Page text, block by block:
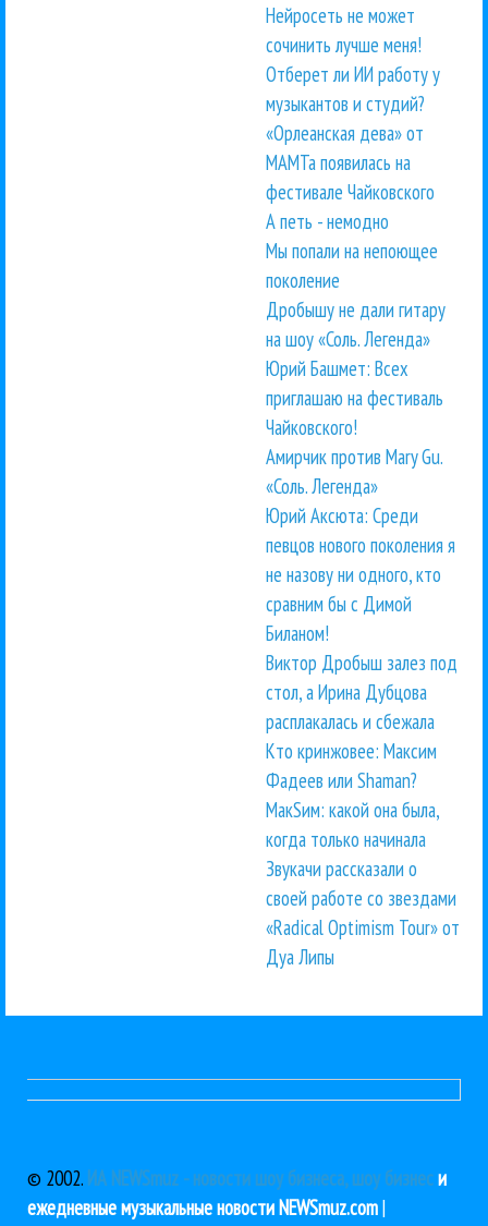
Нейросеть не может
сочинить лучше меня!
Отберет ли ИИ работу у
музыкантов и студий?
«Орлеанская дева» от
МАМТа появилась на
фестивале Чайковского
А петь - немодно
Мы попали на непоющее
поколение
Дробышу не дали гитару
на шоу «Соль. Легенда»
Юрий Башмет: Всех
приглашаю на фестиваль
Чайковского!
Амирчик против Mary Gu.
«Соль. Легенда»
Юрий Аксюта: Среди
певцов нового поколения я
не назову ни одного, кто
сравним бы с Димой
Биланом!
Виктор Дробыш залез под
стол, а Ирина Дубцова
расплакалась и сбежала
Кто кринжовее: Максим
Фадеев или Shaman?
МакSим: какой она была,
когда только начинала
Звукачи рассказали о
своей работе со звездами
«Radical Optimism Tour» от
Дуа Липы
© 2002. ИА NEWSmuz - новости шоу бизнеса, шоу бизнеси
ежедневные музыкальные новости NEWSmuz.com|